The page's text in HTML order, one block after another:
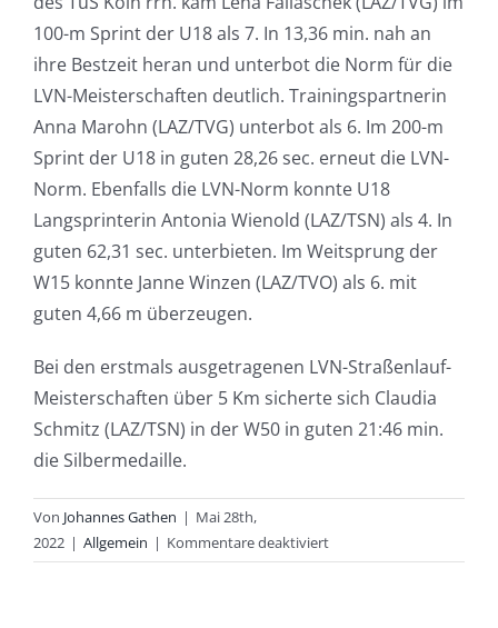
100-m Sprint der U18 als 7. In 13,36 min. nah an
ihre Bestzeit heran und unterbot die Norm für die
LVN-Meisterschaften deutlich. Trainingspartnerin
Anna Marohn (LAZ/TVG) unterbot als 6. Im 200-m
Sprint der U18 in guten 28,26 sec. erneut die LVN-
Norm. Ebenfalls die LVN-Norm konnte U18
Langsprinterin Antonia Wienold (LAZ/TSN) als 4. In
guten 62,31 sec. unterbieten. Im Weitsprung der
W15 konnte Janne Winzen (LAZ/TVO) als 6. mit
guten 4,66 m überzeugen.
Bei den erstmals ausgetragenen LVN-Straßenlauf-
Meisterschaften über 5 Km sicherte sich Claudia
Schmitz (LAZ/TSN) in der W50 in guten 21:46 min.
die Silbermedaille.
Von Johannes Gathen | Mai 28th,
2022 | Allgemein | Kommentare deaktiviertfür
Christina